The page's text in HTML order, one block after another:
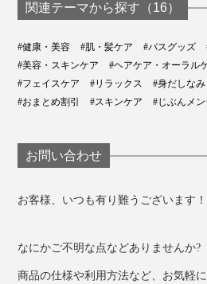
関連テーマから探す（16）
#健康・美容 #肌・髪ケア #バスグッズ
#美容・スキンケア
#ヘアケア・オーラル
#フェイスケア
#リラックス #身だしなみ
#おまとめ割引
#スキンケア #じぶんメ
お問い合わせ
お客様、いつも有り難うございます！
なにかご不明な点などありませんか?
商品の仕様や利用方法など、お気軽